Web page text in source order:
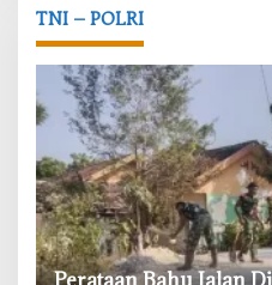
TNI – POLRI